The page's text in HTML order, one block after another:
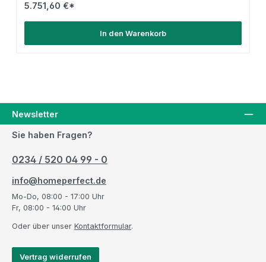
5.751,60 €*
In den Warenkorb
Newsletter
Sie haben Fragen?
0234 / 520 04 99 - 0
info@homeperfect.de
Mo-Do, 08:00 - 17:00 Uhr
Fr, 08:00 - 14:00 Uhr
Oder über unser Kontaktformular.
Vertrag widerrufen